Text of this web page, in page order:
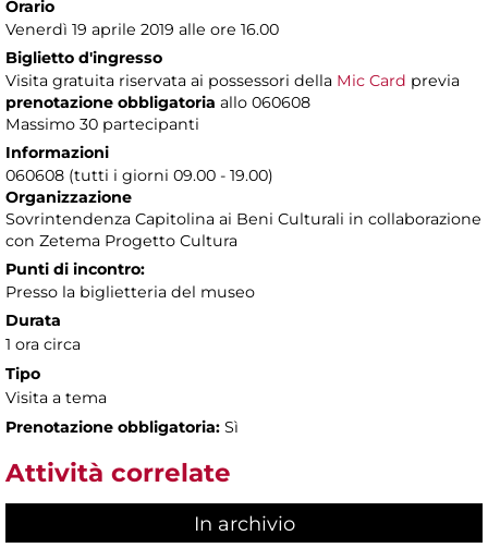
Orario
Venerdì 19 aprile 2019 alle ore 16.00
Biglietto d'ingresso
Visita gratuita riservata ai possessori della Mic Card previa
prenotazione obbligatoria allo 060608
Massimo 30 partecipanti
Informazioni
060608 (tutti i giorni 09.00 - 19.00)
Organizzazione
Sovrintendenza Capitolina ai Beni Culturali in collaborazione
con Zetema Progetto Cultura
Punti di incontro:
Presso la biglietteria del museo
Durata
1 ora circa
Tipo
Visita a tema
Prenotazione obbligatoria: Sì
Attività correlate
In archivio